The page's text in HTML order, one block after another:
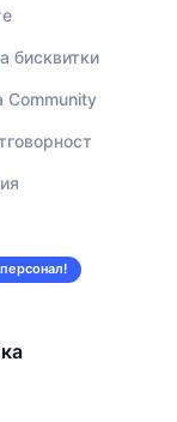
бисквитки
Community